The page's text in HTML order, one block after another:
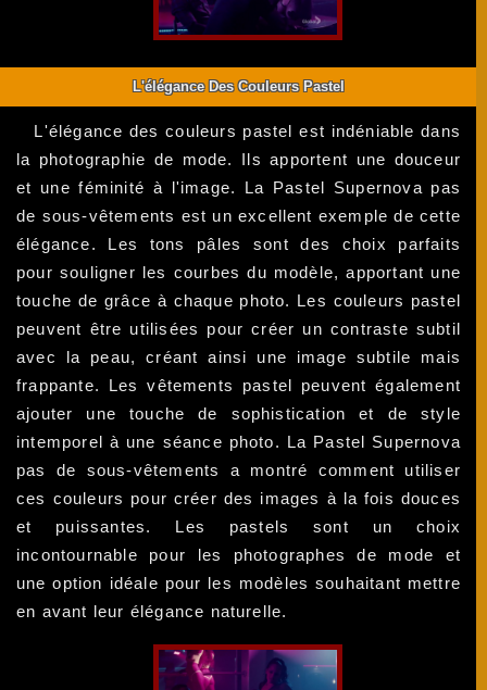
L'élégance Des Couleurs Pastel
L'élégance des couleurs pastel est indéniable dans
la photographie de mode. Ils apportent une douceur
et une féminité à l'image. La Pastel Supernova pas
de sous-vêtements est un excellent exemple de cette
élégance. Les tons pâles sont des choix parfaits
pour souligner les courbes du modèle, apportant une
touche de grâce à chaque photo. Les couleurs pastel
peuvent être utilisées pour créer un contraste subtil
avec la peau, créant ainsi une image subtile mais
frappante. Les vêtements pastel peuvent également
ajouter une touche de sophistication et de style
intemporel à une séance photo. La Pastel Supernova
pas de sous-vêtements a montré comment utiliser
ces couleurs pour créer des images à la fois douces
et puissantes. Les pastels sont un choix
incontournable pour les photographes de mode et
une option idéale pour les modèles souhaitant mettre
en avant leur élégance naturelle.